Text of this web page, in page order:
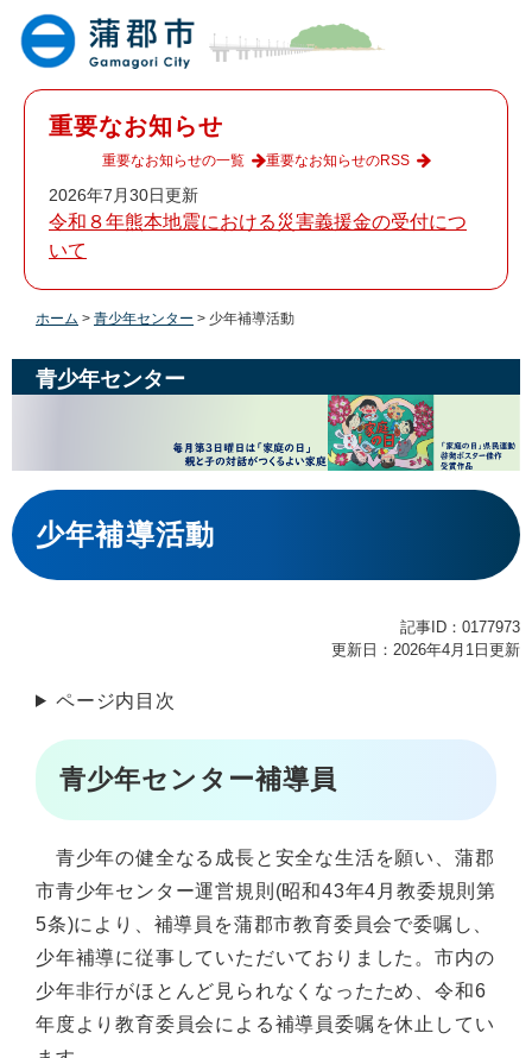
重要なお知らせ
2026年7月30日更新
令和８年熊本地震における災害義援金の受付につ
いて
重要なお知らせの一覧 重要なお知らせのRSS
ホーム > 青少年センター > 少年補導活動
青少年センター
本
文
少年補導活動
記事ID：0177973
更新日：2026年4月1日更新
ページ内目次
青少年センター補導員
青少年の健全なる成長と安全な生活を願い、蒲郡
市青少年センター運営規則(昭和43年4月教委規則第
5条)により、補導員を蒲郡市教育委員会で委嘱し、
少年補導に従事していただいておりました。市内の
少年非行がほとんど見られなくなったため、令和6
年度より教育委員会による補導員委嘱を休止してい